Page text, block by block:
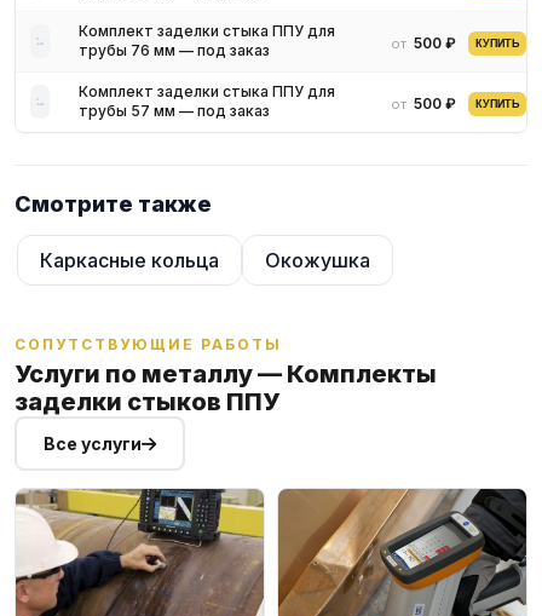
Комплект заделки стыка ППУ для
трубы 76 мм — под заказ
от 500 ₽ КУПИТЬ
Комплект заделки стыка ППУ для
трубы 57 мм — под заказ
от 500 ₽ КУПИТЬ
Смотрите также
Каркасные кольца Окожушка
СОПУТСТВУЮЩИЕ РАБОТЫ
Услуги по металлу — Комплекты
заделки стыков ППУ
Все услуги